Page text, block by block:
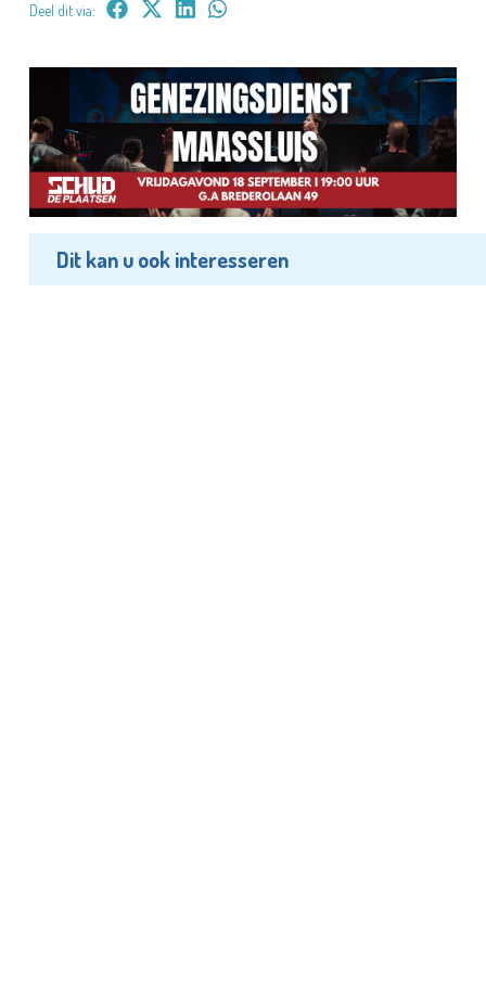
Deel dit via:
Dit kan u ook interesseren